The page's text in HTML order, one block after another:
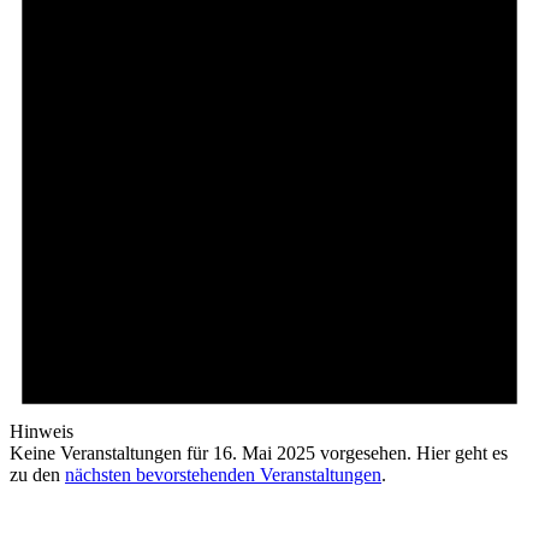
Hinweis
Keine Veranstaltungen für 16. Mai 2025 vorgesehen. Hier geht es
zu den nächsten bevorstehenden Veranstaltungen.